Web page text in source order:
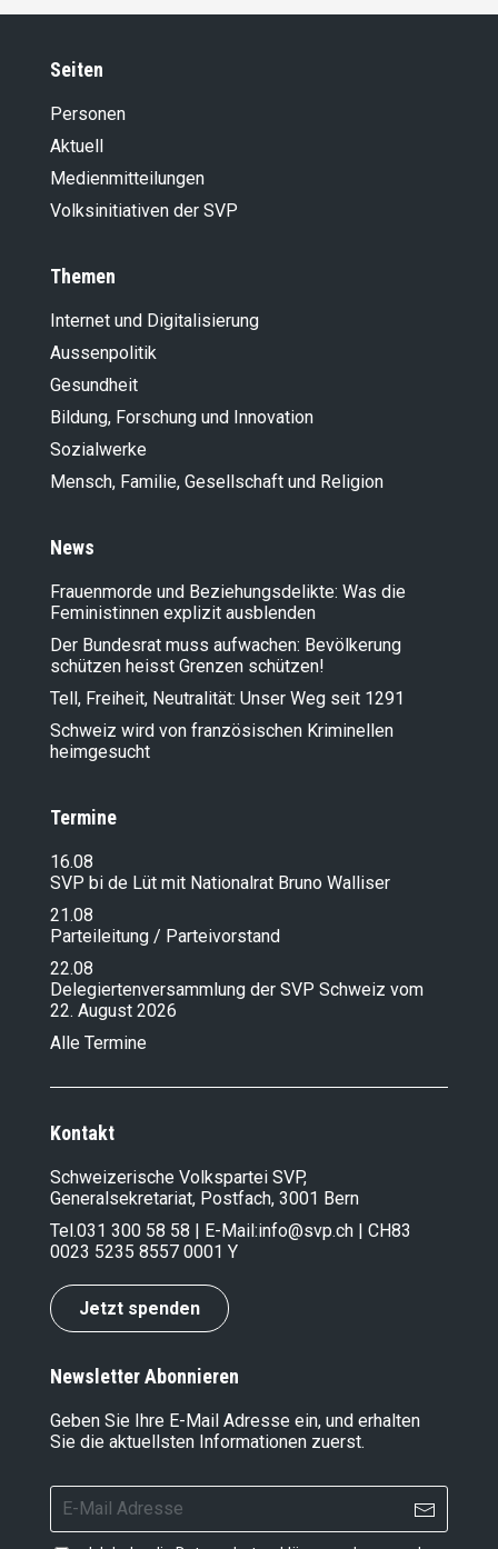
Seiten
Personen
Aktuell
Medienmitteilungen
Volksinitiativen der SVP
Themen
Internet und Digitalisierung
Aussenpolitik
Gesundheit
Bildung, Forschung und Innovation
Sozialwerke
Mensch, Familie, Gesellschaft und Religion
News
Frauenmorde und Beziehungsdelikte: Was die
Feministinnen explizit ausblenden
Der Bundesrat muss aufwachen: Bevölkerung
schützen heisst Grenzen schützen!
Tell, Freiheit, Neutralität: Unser Weg seit 1291
Schweiz wird von französischen Kriminellen
heimgesucht
Termine
16.08
SVP bi de Lüt mit Nationalrat Bruno Walliser
21.08
Parteileitung / Parteivorstand
22.08
Delegiertenversammlung der SVP Schweiz vom
22. August 2026
Alle Termine
Kontakt
Schweizerische Volkspartei SVP,
Generalsekretariat, Postfach, 3001 Bern
Tel.031 300 58 58 | E-Mail:info@svp.ch | CH83
0023 5235 8557 0001 Y
Jetzt spenden
Newsletter Abonnieren
Geben Sie Ihre E-Mail Adresse ein, und erhalten
Sie die aktuellsten Informationen zuerst.